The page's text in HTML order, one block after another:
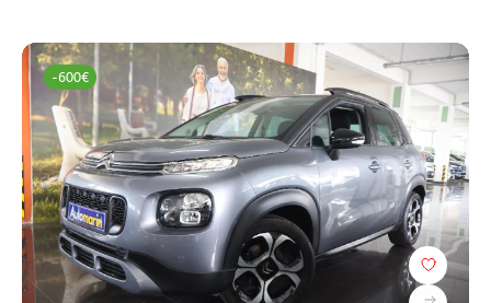
-600€